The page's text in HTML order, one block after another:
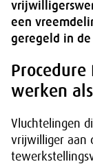
een
geregeld in
werken
Vluchtelingen
vrijwilliger aan